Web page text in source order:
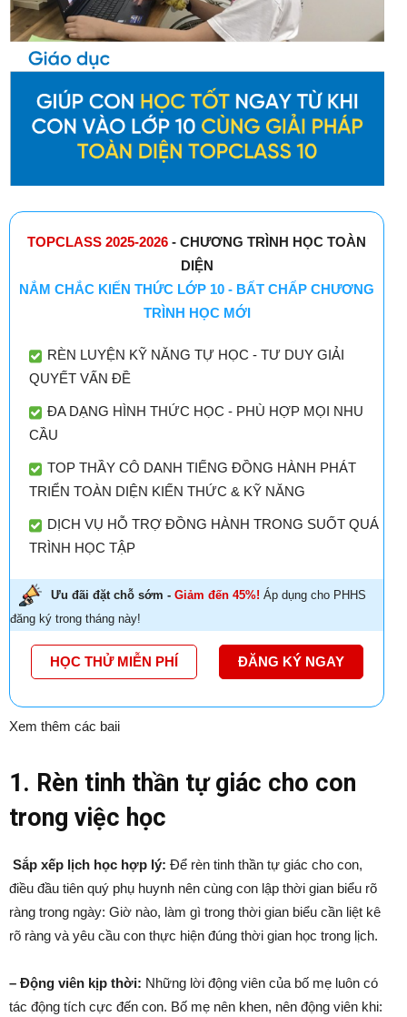
TOPCLASS 2025-2026 - CHƯƠNG TRÌNH HỌC TOÀN
DIỆN
NẮM CHẮC KIẾN THỨC LỚP 10 - BẤT CHẤP CHƯƠNG
TRÌNH HỌC MỚI
RÈN LUYỆN KỸ NĂNG TỰ HỌC - TƯ DUY GIẢI
QUYẾT VẤN ĐỀ
ĐA DẠNG HÌNH THỨC HỌC - PHÙ HỢP MỌI NHU
CẦU
TOP THẦY CÔ DANH TIẾNG ĐỒNG HÀNH PHÁT
TRIỂN TOÀN DIỆN KIẾN THỨC & KỸ NĂNG
DỊCH VỤ HỖ TRỢ ĐỒNG HÀNH TRONG SUỐT QUÁ
TRÌNH HỌC TẬP
Ưu đãi đặt chỗ sớm - Giảm đến 45%! Áp dụng cho PHHS
đăng ký trong tháng này!
HỌC THỬ MIỄN PHÍ ĐĂNG KÝ NGAY
Xem thêm các baii
1. Rèn tinh thần tự giác cho con
trong việc học
Sắp xếp lịch học hợp lý: Để rèn tinh thần tự giác cho con,
điều đầu tiên quý phụ huynh nên cùng con lập thời gian biểu rõ
ràng trong ngày: Giờ nào, làm gì trong thời gian biểu cần liệt kê
rõ ràng và yêu cầu con thực hiện đúng thời gian học trong lịch.
– Động viên kịp thời: Những lời động viên của bố mẹ luôn có
tác động tích cực đến con. Bố mẹ nên khen, nên động viên khi: